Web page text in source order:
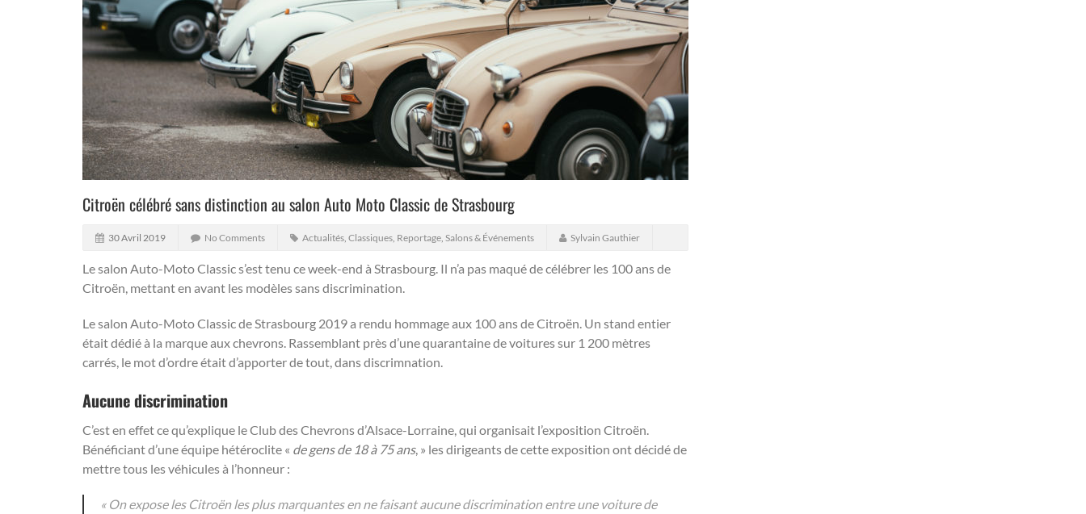
Citroën célébré sans distinction au salon Auto Moto Classic de Strasbourg
30 Avril 2019 No Comments Actualités, Classiques, Reportage, Salons & Événements Sylvain Gauthier
Le salon Auto-Moto Classic s’est tenu ce week-end à Strasbourg. Il n’a pas maqué de célébrer les 100 ans de
Citroën, mettant en avant les modèles sans discrimination.
Le salon Auto-Moto Classic de Strasbourg 2019 a rendu hommage aux 100 ans de Citroën. Un stand entier
était dédié à la marque aux chevrons. Rassemblant près d’une quarantaine de voitures sur 1 200 mètres
carrés, le mot d’ordre était d’apporter de tout, dans discrimnation.
Aucune discrimination
C’est en effet ce qu’explique le Club des Chevrons d’Alsace-Lorraine, qui organisait l’exposition Citroën.
Bénéficiant d’une équipe hétéroclite « de gens de 18 à 75 ans, » les dirigeants de cette exposition ont décidé de
mettre tous les véhicules à l’honneur :
« On expose les Citroën les plus marquantes en ne faisant aucune discrimination entre une voiture de